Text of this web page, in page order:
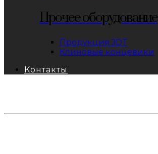
Прочее оборудование
Продукция JDT
Клиновые концевики
Контакты